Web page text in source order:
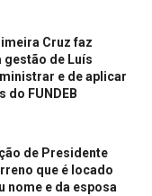
Cruz faz
de Luís
e de aplicar
FUNDEB
de Presidente
que é locado
nome e da esposa